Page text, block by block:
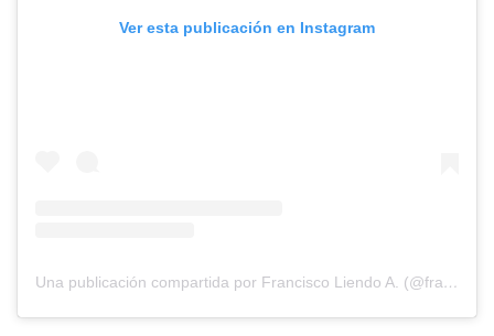
Ver esta publicación en Instagram
Una publicación compartida por Francisco Liendo A. (@franz_nat)